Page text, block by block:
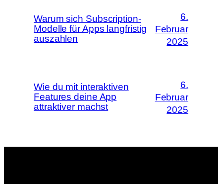
Warum sich Subscription-
Modelle für Apps langfristig
auszahlen
6.
Februar
2025
Wie du mit interaktiven
Features deine App
attraktiver machst
6.
Februar
2025